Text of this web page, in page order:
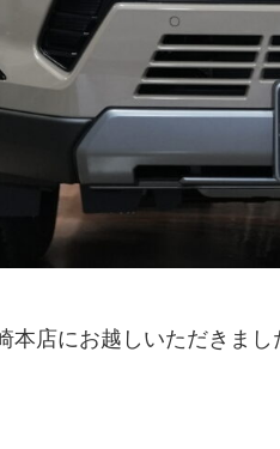
店にお越しいただきまし